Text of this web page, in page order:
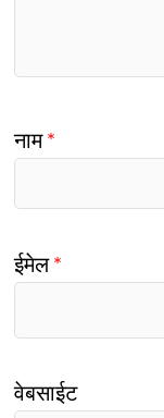
नाम*
ईमेल*
वेबसाईट